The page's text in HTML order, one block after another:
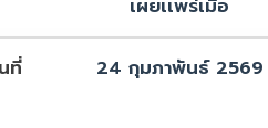
เผยเเพร่เมื่อ
ที่ 24 กุมภาพันธ์ 2569